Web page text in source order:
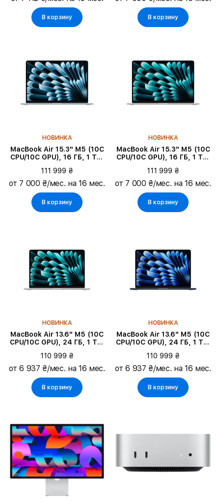
В корзину В корзину
НОВИНКА
MacBook Air 15.3" M5 (10C
CPU/10C GPU), 16 ГБ, 1 ТБ,
111 999 ₴
от 7 000 ₴/мес. на 16 мес.
В корзину
НОВИНКА
MacBook Air 15.3" M5 (10C
CPU/10C GPU), 16 ГБ, 1 ТБ,
111 999 ₴
от 7 000 ₴/мес. на 16 мес.
В корзину
НОВИНКА
MacBook Air 13.6" M5 (10C
CPU/10C GPU), 24 ГБ, 1 ТБ,
110 999 ₴
от 6 937 ₴/мес. на 16 мес.
В корзину
НОВИНКА
MacBook Air 13.6" M5 (10C
CPU/10C GPU), 24 ГБ, 1 ТБ,
110 999 ₴
от 6 937 ₴/мес. на 16 мес.
В корзину